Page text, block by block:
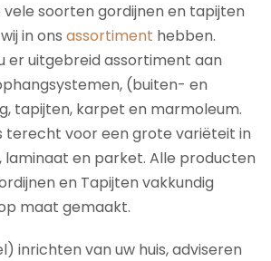
vele soorten gordijnen en tapijten
in ons assortiment hebben.
er uitgebreid assortiment aan
(buiten- en
tapijten, karpet en marmoleum.
terecht voor een grote variëteit in
laminaat en parket. Alle producten
en Tapijten vakkundig
maat gemaakt.
inrichten van uw huis, adviseren